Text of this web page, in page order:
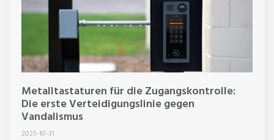
Metalltastaturen für die Zugangskontrolle:
Die erste Verteidigungslinie gegen
Vandalismus
2025-10-31